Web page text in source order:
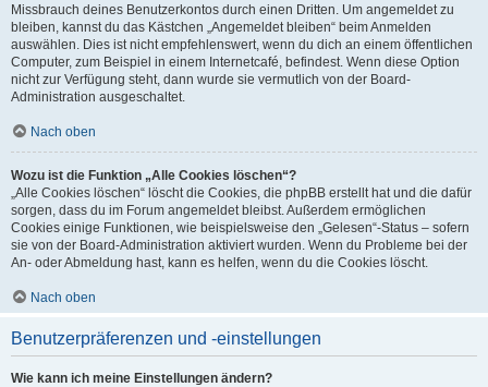
Missbrauch deines Benutzerkontos durch einen Dritten. Um angemeldet zu
bleiben, kannst du das Kästchen „Angemeldet bleiben“ beim Anmelden
auswählen. Dies ist nicht empfehlenswert, wenn du dich an einem öffentlichen
Computer, zum Beispiel in einem Internetcafé, befindest. Wenn diese Option
nicht zur Verfügung steht, dann wurde sie vermutlich von der Board-
Administration ausgeschaltet.
Nach oben
Wozu ist die Funktion „Alle Cookies löschen“?
„Alle Cookies löschen“ löscht die Cookies, die phpBB erstellt hat und die dafür
sorgen, dass du im Forum angemeldet bleibst. Außerdem ermöglichen
Cookies einige Funktionen, wie beispielsweise den „Gelesen“-Status – sofern
sie von der Board-Administration aktiviert wurden. Wenn du Probleme bei der
An- oder Abmeldung hast, kann es helfen, wenn du die Cookies löscht.
Nach oben
Benutzerpräferenzen und -einstellungen
Wie kann ich meine Einstellungen ändern?